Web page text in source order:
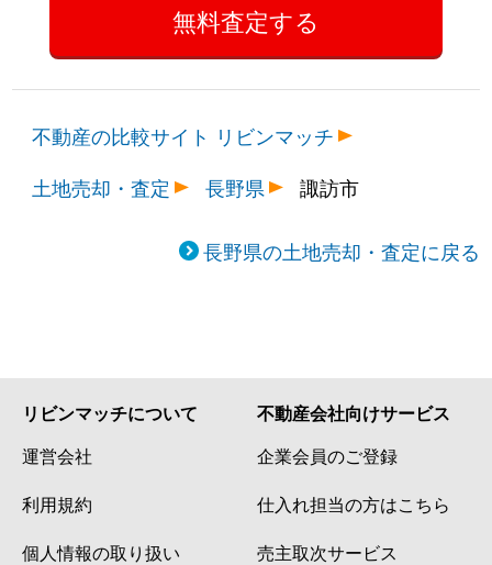
不動産の比較サイト リビンマッチ
土地売却・査定
長野県 諏訪市
長野県の土地売却・査定に戻る
リビンマッチについて
運営会社
利用規約
個人情報の取り扱い
不動産会社向けサービス
企業会員のご登録
仕入れ担当の方はこちら
売主取次サービス